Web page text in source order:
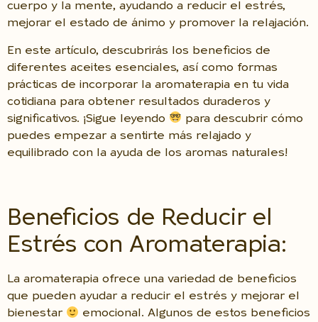
cuerpo y la mente, ayudando a reducir el estrés,
mejorar el estado de ánimo y promover la relajación.
En este artículo, descubrirás los beneficios de
diferentes aceites esenciales, así como formas
prácticas de incorporar la aromaterapia en tu vida
cotidiana para obtener resultados duraderos y
significativos. ¡Sigue leyendo
para descubrir cómo
puedes empezar a sentirte más relajado y
equilibrado con la ayuda de los aromas naturales!
Beneficios de Reducir el
Estrés con Aromaterapia:
La aromaterapia ofrece una variedad de beneficios
que pueden ayudar a reducir el estrés y mejorar el
bienestar
emocional. Algunos de estos beneficios